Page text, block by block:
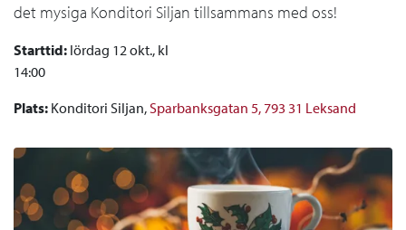
det mysiga Konditori Siljan tillsammans med oss!
Starttid: lördag 12 okt., kl
14:00
Plats: Konditori Siljan,Sparbanksgatan 5, 793 31 Leksand